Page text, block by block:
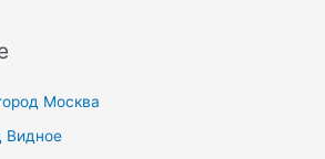
Москва
Видное